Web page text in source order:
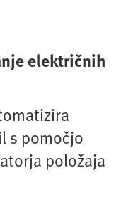
električnih
s pomočjo
položaja